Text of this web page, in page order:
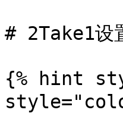
# 2Take1设
{% hint